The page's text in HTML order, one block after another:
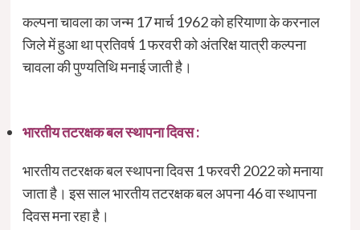
कल्पना चावला का जन्म 17 मार्च 1962 को हरियाणा के करनाल
जिले में हुआ था प्रतिवर्ष 1 फरवरी को अंतरिक्ष यात्री कल्पना
चावला की पुण्यतिथि मनाई जाती है।
भारतीय तटरक्षक बल स्थापना दिवस :
भारतीय तटरक्षक बल स्थापना दिवस 1 फरवरी 2022 को मनाया
जाता है। इस साल भारतीय तटरक्षक बल अपना 46 वा स्थापना
दिवस मना रहा है।